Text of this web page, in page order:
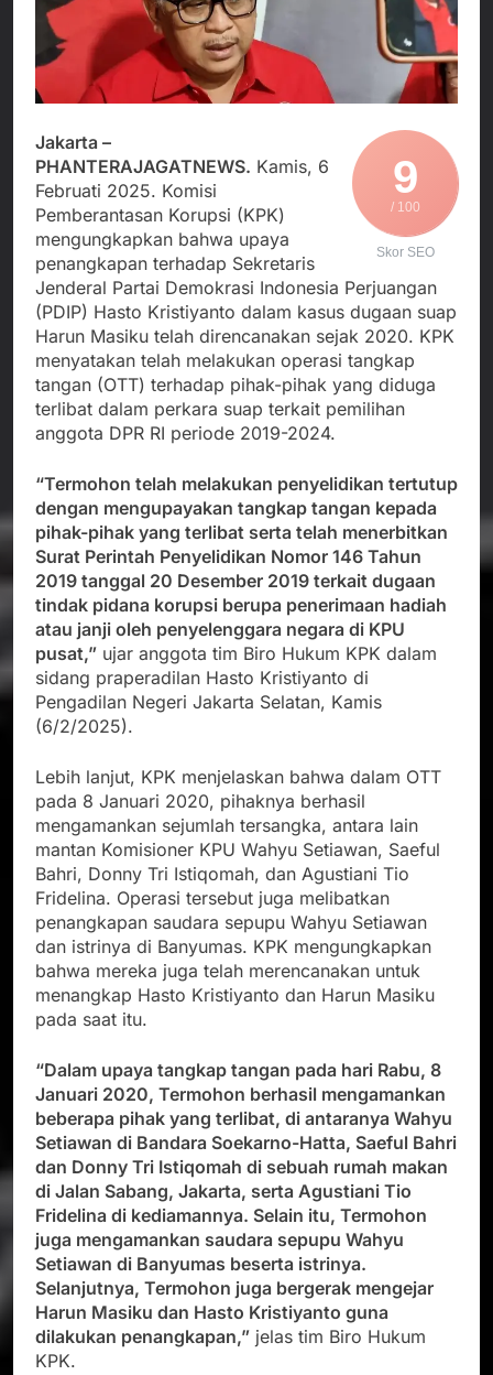
Kedekatan Kepala KUA
Pabuaran dengan Istri
Warga Mengemuka
Agustus 3, 2026
Sekdis Pendidikan Buka
Rakor Dewan
Pendidikan Bersama
Mitra Pendidikan di
Agustus 3, 2026
Gercap Camat Arjasa
Lapangan Temui Warga
Desa Paseraman yang
Lumpuh dan Hidup
Sebatang Kara
Poktan Kadupugur
Laksanakan Program
Oplah Non Rawa dan
PJIT 2026, Dukung
Ketersediaan Air Irigasi
bagi Petani
Agustus 2, 2026
9
/ 100
Skor SEO
Jakarta –
PHANTERAJAGATNEWS. Kamis, 6
Februati 2025. Komisi
Pemberantasan Korupsi (KPK)
mengungkapkan bahwa upaya
penangkapan terhadap Sekretaris
Jenderal Partai Demokrasi Indonesia Perjuangan
(PDIP) Hasto Kristiyanto dalam kasus dugaan suap
Harun Masiku telah direncanakan sejak 2020. KPK
menyatakan telah melakukan operasi tangkap
tangan (OTT) terhadap pihak-pihak yang diduga
terlibat dalam perkara suap terkait pemilihan
anggota DPR RI periode 2019-2024.
“Termohon telah melakukan penyelidikan tertutup
dengan mengupayakan tangkap tangan kepada
pihak-pihak yang terlibat serta telah menerbitkan
Surat Perintah Penyelidikan Nomor 146 Tahun
2019 tanggal 20 Desember 2019 terkait dugaan
tindak pidana korupsi berupa penerimaan hadiah
atau janji oleh penyelenggara negara di KPU
pusat,” ujar anggota tim Biro Hukum KPK dalam
sidang praperadilan Hasto Kristiyanto di
Pengadilan Negeri Jakarta Selatan, Kamis
(6/2/2025).
Lebih lanjut, KPK menjelaskan bahwa dalam OTT
pada 8 Januari 2020, pihaknya berhasil
mengamankan sejumlah tersangka, antara lain
mantan Komisioner KPU Wahyu Setiawan, Saeful
Bahri, Donny Tri Istiqomah, dan Agustiani Tio
Fridelina. Operasi tersebut juga melibatkan
penangkapan saudara sepupu Wahyu Setiawan
dan istrinya di Banyumas. KPK mengungkapkan
bahwa mereka juga telah merencanakan untuk
menangkap Hasto Kristiyanto dan Harun Masiku
pada saat itu.
“Dalam upaya tangkap tangan pada hari Rabu, 8
Januari 2020, Termohon berhasil mengamankan
beberapa pihak yang terlibat, di antaranya Wahyu
Setiawan di Bandara Soekarno-Hatta, Saeful Bahri
dan Donny Tri Istiqomah di sebuah rumah makan
di Jalan Sabang, Jakarta, serta Agustiani Tio
Fridelina di kediamannya. Selain itu, Termohon
juga mengamankan saudara sepupu Wahyu
Setiawan di Banyumas beserta istrinya.
Selanjutnya, Termohon juga bergerak mengejar
Harun Masiku dan Hasto Kristiyanto guna
dilakukan penangkapan,” jelas tim Biro Hukum
KPK.